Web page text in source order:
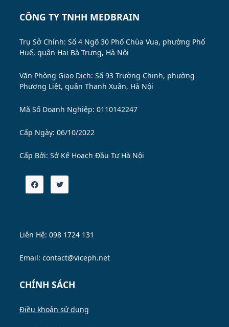
CÔNG TY TNHH MEDBRAIN
Trụ Sở Chính: Số 4 Ngõ 30 Phố Chùa Vua, phường Phố
Huế, quận Hai Bà Trưng, Hà Nội
Văn Phòng Giao Dịch: Số 93 Trường Chinh, phường
Phương Liệt, quận Thanh Xuân, Hà Nội
Mã Số Doanh Nghiệp: 0110142247
Cấp Ngày: 06/10/2022
Cấp Bởi: Sở Kế Hoạch Đầu Tư Hà Nội
Liên Hệ: 098 1724 131
Email: contact@viceph.net
CHÍNH SÁCH
Điều khoản sử dụng